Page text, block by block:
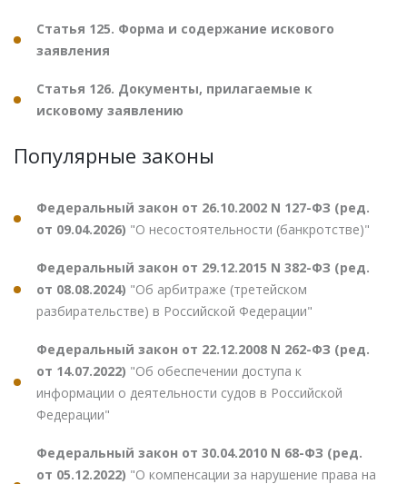
Статья 125. Форма и содержание искового
заявления
Статья 126. Документы, прилагаемые к
исковому заявлению
Популярные законы
Федеральный закон от 26.10.2002 N 127-ФЗ (ред.
от 09.04.2026) "О несостоятельности (банкротстве)"
Федеральный закон от 29.12.2015 N 382-ФЗ (ред.
от 08.08.2024) "Об арбитраже (третейском
разбирательстве) в Российской Федерации"
Федеральный закон от 22.12.2008 N 262-ФЗ (ред.
от 14.07.2022) "Об обеспечении доступа к
информации о деятельности судов в Российской
Федерации"
Федеральный закон от 30.04.2010 N 68-ФЗ (ред.
от 05.12.2022) "О компенсации за нарушение права на